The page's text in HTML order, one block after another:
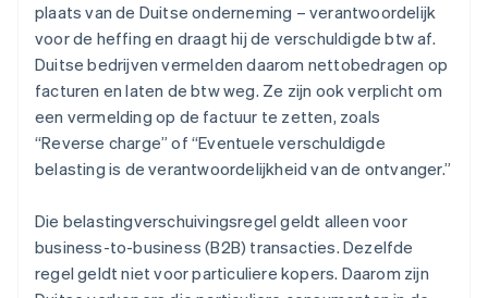
plaats van de Duitse onderneming – verantwoordelijk
voor de heffing en draagt hij de verschuldigde btw af.
Duitse bedrijven vermelden daarom nettobedragen op
facturen en laten de btw weg. Ze zijn ook verplicht om
een vermelding op de factuur te zetten, zoals
“Reverse charge” of “Eventuele verschuldigde
belasting is de verantwoordelijkheid van de ontvanger.”
Die belastingverschuivingsregel geldt alleen voor
business-to-business (B2B) transacties. Dezelfde
regel geldt niet voor particuliere kopers. Daarom zijn